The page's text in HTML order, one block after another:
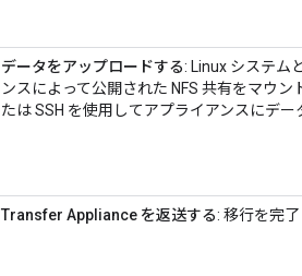
データをアップロードする: Linux システム
ンスによって公開された NFS 共有をマウ
たは SSH を使用してアプライアンスにデー
Transfer Appliance を返送する: 移行を完